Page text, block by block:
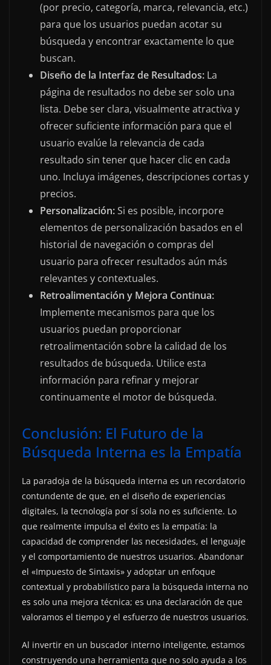
(por precio, categoría, marca, relevancia, etc.)
para que los usuarios puedan acotar su
búsqueda y encontrar exactamente lo que
buscan.
Diseño de la Interfaz de Resultados: La
página de resultados no debe ser solo una
lista. Debe ser clara, visualmente atractiva y
ofrecer suficiente información para que el
usuario evalúe la relevancia de cada
resultado sin tener que hacer clic en cada
uno. Incluya imágenes, descripciones cortas y
precios.
Personalización:Si es posible, incorpore
elementos de personalización basados en el
historial de navegación o compras del
usuario para ofrecer resultados aún más
relevantes y contextuales.
Retroalimentación y Mejora Continua:
Implemente mecanismos para que los
usuarios puedan proporcionar
retroalimentación sobre la calidad de los
resultados de búsqueda. Utilice esta
información para refinar y mejorar
continuamente el motor de búsqueda.
Conclusión: El Futuro de la
Búsqueda Interna es la Empatía
La paradoja de la búsqueda interna es un recordatorio
contundente de que, en el diseño de experiencias
digitales, la tecnología por sí sola no es suficiente. Lo
que realmente impulsa el éxito es la empatía: la
capacidad de comprender las necesidades, el lenguaje
y el comportamiento de nuestros usuarios. Abandonar
el «Impuesto de Sintaxis» y adoptar un enfoque
contextual y probabilístico para la búsqueda interna no
es solo una mejora técnica; es una declaración de que
valoramos el tiempo y el esfuerzo de nuestros usuarios.
Al invertir en un buscador interno inteligente, estamos
construyendo una herramienta que no solo ayuda a los